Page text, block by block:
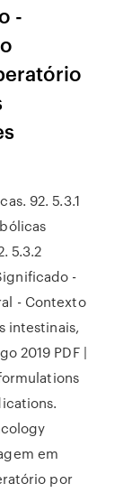
-
92. 5.3.1
5.3.2
-
- Contexto
intestinais,
2019 PDF |
em
por